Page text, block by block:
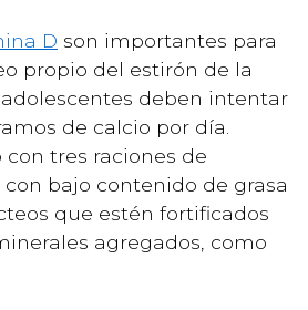
D son importantes para
propio del estirón de la
adolescentes deben intentar
de calcio por día.
tres raciones de
bajo contenido de grasa
que estén fortificados
agregados, como